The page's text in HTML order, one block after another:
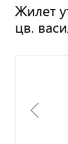
Защитная
Жилет
цв.